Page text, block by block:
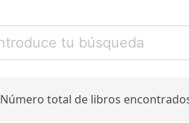
Número total de libros